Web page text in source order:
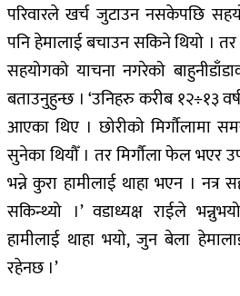
परिवारले खर्च जुटाउन नसकेपछि
पनि हेमालाई बचाउन सकिने थियो ।
सहयोगको याचना नगरेको
बताउनुहुन्छ । ‘उनिहरु करीब १२÷१३
आएका थिए । छोरीको मिर्गौलामा
सुनेका थियौँ । तर मिर्गौला फेल भएर
भन्ने कुरा हामीलाई थाहा भएन ।
सकिन्थ्यो ।’ वडाध्यक्ष राईले
हामीलाई थाहा भयो, जुन बेला
रहेनछ ।’